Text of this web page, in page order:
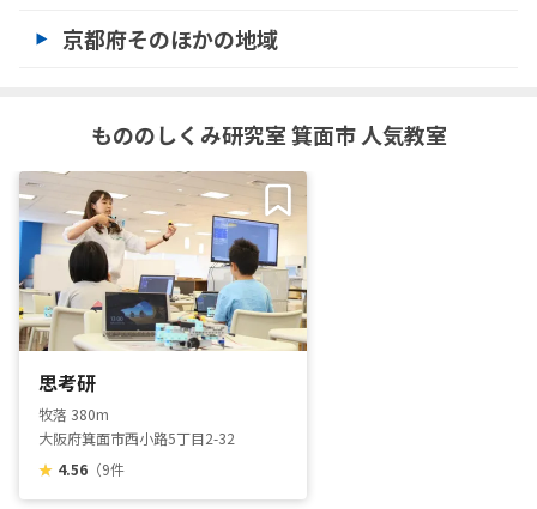
京都府そのほかの地域
もののしくみ研究室 箕面市 人気教室
思考研
牧落 380m
大阪府箕面市西小路5丁目2-32
★ 4.56 （9件